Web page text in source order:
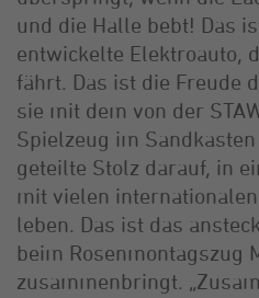
und die Halle bebt! Das
entwickelte Elektroauto,
fährt. Das ist die Freude
sie mit dem von der
Spielzeug im
geteilte Stolz darauf, in
mit vielen
leben. Das ist das
beim Rosenmontagszug
zusammenbringt.